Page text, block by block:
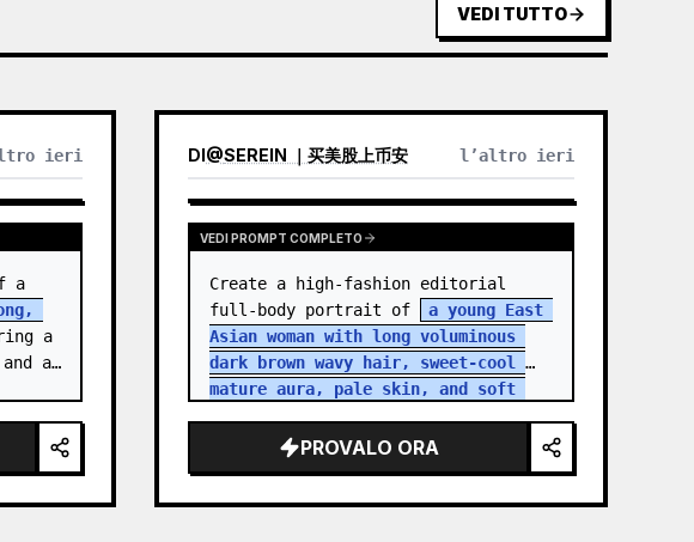
VEDI TUTTO
ieri
a
, wearing a
and a
DI@SEREIN ｜买美股上币安 l’altro ieri
VEDI PROMPT COMPLETO
Create a high-fashion editorial
full-body portrait of
a young East
Asian woman with long voluminous
dark brown wavy hair, sweet-cool
mature aura, pale skin, and soft
in an aband…PROVALO ORA